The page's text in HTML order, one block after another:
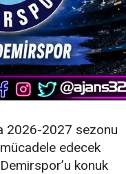
2026-2027 sezonu
edecek
konuk